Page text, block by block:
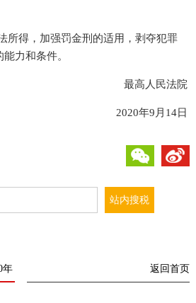
得，加强罚金刑的适用，剥夺犯罪
力和条件。
最高人民法院
2020年9月14日
年 返回首页